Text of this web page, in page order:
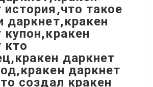
история,что такое
даркнет,кракен
купон,кракен
кто
даркнет
даркнет
создал кракен